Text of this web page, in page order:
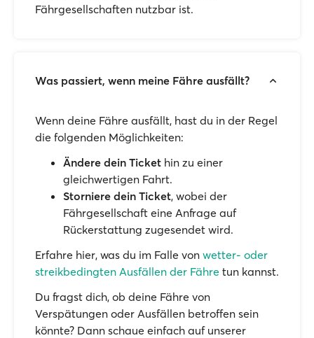
Fährgesellschaften nutzbar ist.
Was passiert, wenn meine Fähre ausfällt?
Wenn deine Fähre ausfällt, hast du in der Regel
die folgenden Möglichkeiten:
Ändere dein Ticket hin zu einer
gleichwertigen Fahrt.
Storniere dein Ticket, wobei der
Fährgesellschaft eine Anfrage auf
Rückerstattung zugesendet wird.
Erfahre hier, was du im Falle von wetter- oder
streikbedingten Ausfällen der Fähre tun kannst.
Du fragst dich, ob deine Fähre von
Verspätungen oder Ausfällen betroffen sein
könnte? Dann schaue einfach auf unserer